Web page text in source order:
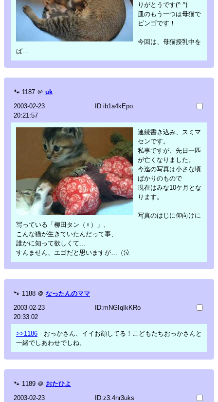
りがとうです(^ ^)
皿のもう一つは母猫で
ビンゴです！
今回は、母猫授乳中を
ば…
🐾 1187 ＠ uk
2003-02-23
20:21:57
ID:ib1a4kEpo.
連続書き込み、スミマ
センです。
私事ですが、先日一匹
が亡くなりました。
今迄の写真は小さな頃
ばかりのもので
現在はみな10ケ月とな
ります。
写真のはじに仰向けに
写っている「柳田タン（♀）」、
こんな猫が生きていたんだって事、
誰かに知って欲しくて…
すんません、エゴだと思いますが…（泣
🐾 1188 ＠ なったんのママ
2003-02-23
20:33:02
ID:mNGIqIkKRo
>>1186 おっかさん、イイお顔してる！こどもたちおっかさんと
一緒でしあわせでしね。
🐾 1189 ＠ おたひよ
2003-02-23
ID:z3.4nr3uks